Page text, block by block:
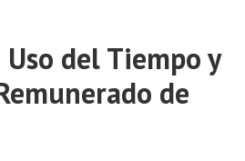
del Tiempo y
de